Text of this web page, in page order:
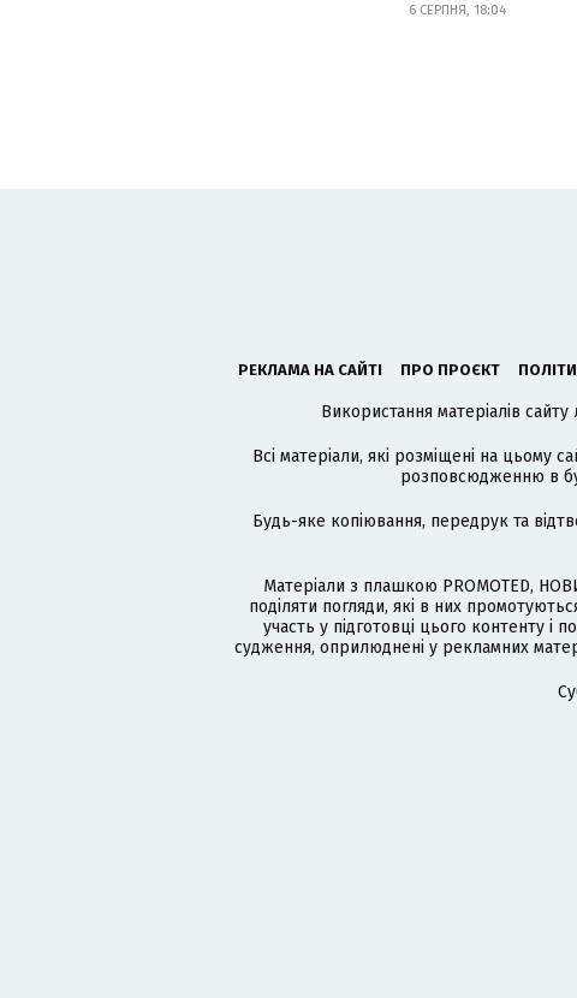
6 СЕРПНЯ, 18:04
РЕКЛАМА НА САЙТІ ПРО ПРОЄКТ
Використання матеріалів
Всі матеріали, які розміщені на цьому
розповсюдженню в
Будь-яке копіювання, передрук та
Матеріали з плашкою PROMOTED,
поділяти погляди, які в них
участь у підготовці цього контенту і
судження, оприлюднені у рекламних